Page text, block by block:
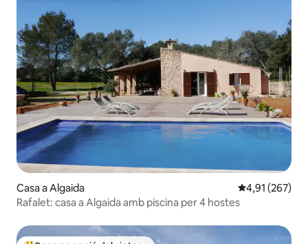
Casa a Algaida 4,91 de
4,91 (267)
Rafalet: casa a Algaida amb piscina per 4 hostes